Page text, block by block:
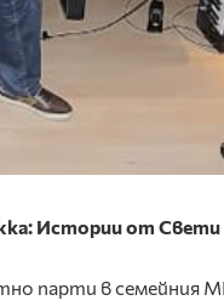
Истории от Свети
парти в семейния